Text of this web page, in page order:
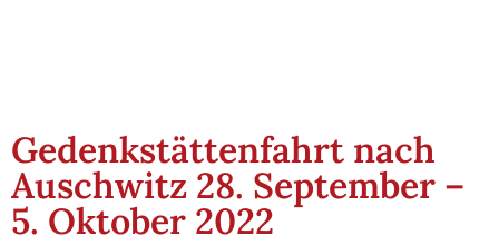
Gedenkstättenfahrt nach
Auschwitz 28. September –
5. Oktober 2022